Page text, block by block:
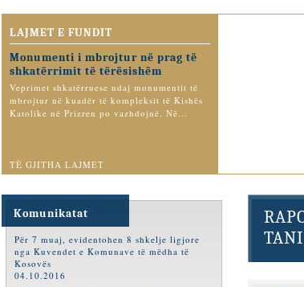
LAJMET E FUNDIT
Monumenti i mbrojtur në prag të
shkatërrimit të tërësishëm
Veprimet shkatërruese ndaj monumentit të
mbrojtur në kuadër të kompleksit të Kishës
Katolike në Prizren po vazhdojnë. Në...
TË GJITHA LAJMET
Komunikatat
Për 7 muaj, evidentohen 8 shkelje ligjore
nga Kuvendet e Komunave të mëdha të
Kosovës
04.10.2016
TANI